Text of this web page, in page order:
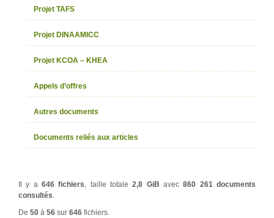
Projet TAFS
Projet DINAAMICC
Projet KCOA – KHEA
Appels d’offres
Autres documents
Documents reliés aux articles
Il y a 646 fichiers, taille totale2,8 GiB avec860 261 documents
consultés.
De 50 à 56 sur 646 fichiers.